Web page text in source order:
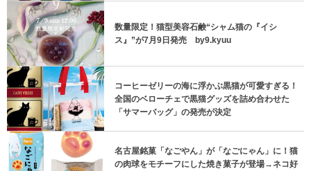
数量限定！猫型美容石鹸“シャム猫の『イシ
ス』”が7月9日発売 by9.kyuu
コーヒーゼリーの海に浮かぶ黒猫が可愛すぎる！
全国のベローチェで黒猫グッズを詰め合わせた
「サマーバッグ」の発売が決定
名古屋銘菓「なごやん」が「なごにゃん」に！猫
の肉球をモチーフにした焼き菓子が登場→ネコ好